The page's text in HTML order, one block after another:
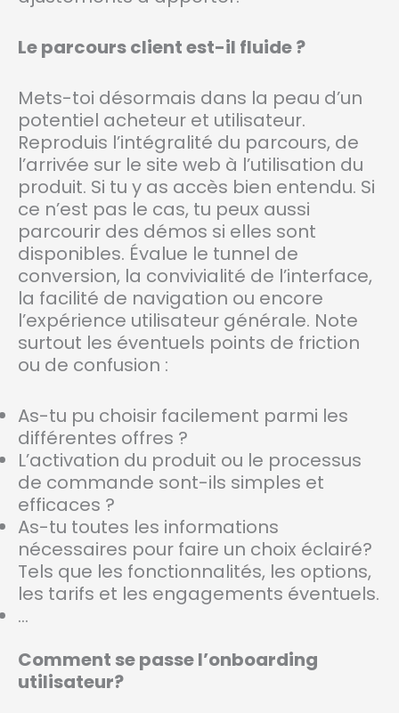
Le parcours client est-il fluide ?
Mets-toi désormais dans la peau d’un
potentiel acheteur et utilisateur.
Reproduis l’intégralité du parcours, de
l’arrivée sur le site web à l’utilisation du
produit. Si tu y as accès bien entendu. Si
ce n’est pas le cas, tu peux aussi
parcourir des démos si elles sont
disponibles. Évalue le tunnel de
conversion, la convivialité de l’interface,
la facilité de navigation ou encore
l’expérience utilisateur générale. Note
surtout les éventuels points de friction
ou de confusion :
As-tu pu choisir facilement parmi les
différentes offres ?
L’activation du produit ou le processus
de commande sont-ils simples et
efficaces ?
As-tu toutes les informations
nécessaires pour faire un choix éclairé?
Tels que les fonctionnalités, les options,
les tarifs et les engagements éventuels.
…
Comment se passe l’onboarding
utilisateur?